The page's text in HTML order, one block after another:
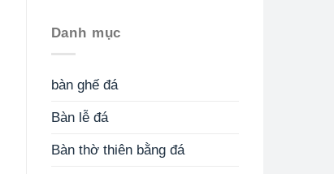
Danh mục
bàn ghế đá
Bàn lễ đá
Bàn thờ thiên bằng đá